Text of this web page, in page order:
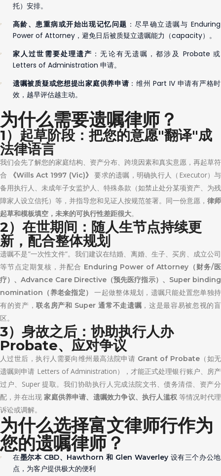
托）安排。
高龄、患重病或开始出现记忆问题 ：尽早确立遗嘱与 Enduring
Power of Attorney，避免日后被质疑立遗嘱能力（capacity）。
家人过世需要处理遗产 ：无论有无遗嘱，都涉及 Probate 或
Letters of Administration 申请。
遗嘱被质疑或您想提出家庭供养申请：维州 Part IV 申请有严格时
效，越早评估越主动。
为什么需要遗嘱律师？
1）起草阶段：把您的意愿"翻译"成
法律语言
我们会先了解您的家庭结构、资产分布、跨境因素和真实意愿，再起草符
合
《Wills Act 1997 (Vic)》
要求的遗嘱，明确执行人（Executor）与
备用执行人、未成年子女监护人、特殊条款（如禁止处分某项资产、为残
障家人设立信托）等，并指导您和见证人按规范签署。同一份意愿， 律师
起草和模板填空，未来的可执行性差距很大。
2）在世期间：随人生节点持续更
新，配合整体规划
遗嘱不是”一次性文件”。我们建议在结婚、离婚、生子、买房、成立公司
等节点定期复核，并配合 Enduring Power of Attorney（财务/医
疗）、Advance Care Directive（预先医疗指示）、Super binding
nomination（养老金指定）
一起做整体规划，遗嘱只能处置您单独持
有的资产，联名房产和 Super 通常不走遗嘱 ，这是最容易被忽视的盲
区。
3）身故之后：协助执行人办
Probate、应对争议
人过世后，执行人需要向维州最高法院申请 Grant of Probate（如无
遗嘱则申请 Letters of Administration），才能正式处理银行账户、房产
过户、Super 提取。我们协助执行人完成法院文书、债务清偿、资产分
配，并在出现家庭供养申请、遗嘱效力争议、执行人滥权 等情况时代理
诉讼或调解。
为什么选择富文律师行作为
您的遗嘱律师？
在墨尔本 CBD、Hawthorn 和 Glen Waverley设有三个办公地
点，为客户提供极大的便利